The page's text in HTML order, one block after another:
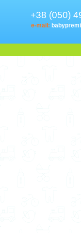
+38 (050)
e-mail: